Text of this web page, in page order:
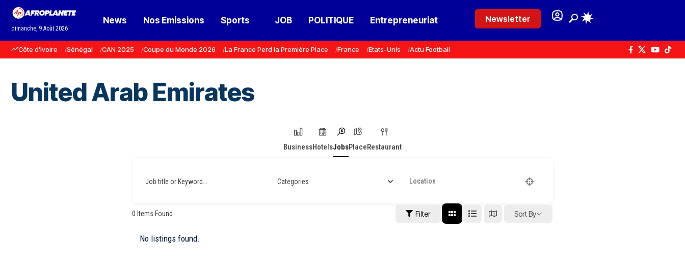
dimanche, 9 Août 2026
News Nos Emissions Sports JOB POLITIQUE Entrepreneuriat Newsletter
Côte d'Ivoire Sénégal CAN 2025 Coupe du Monde 2026 La France Perd la Première Place France Etats-Unis Actu Football
United Arab Emirates
BusinessHotelsJobsPlaceRestaurant
Job title or Keyword... Categories
0 Items Found Filter Sort By
No listings found.